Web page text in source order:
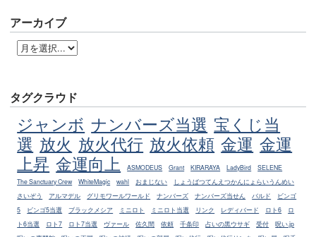
アーカイブ
タグクラウド
ジャンボ ナンバーズ当選 宝くじ当
選 放火 放火代行 放火依頼 金運 金運
上昇 金運向上 ASMODEUS Grant KIRARAYA LadyBird
SELENE
The Sanctuary Crew
WhiteMagic wahl おまじない
しょうばつてんえつかんにょらいうんめい
さいぞう
アルマデル グリモワールワールド ナンバーズ ナンバーズ当せん バルド
ビンゴ
5
ビンゴ5当選 ブラックメシア ミニロト ミニロト当選 リンク レディバード ロト6
ロ
ト6当選
ロト7 ロト7当選 ヴァール 佐久間 依頼 千条印 占いの黒ウサギ 受付
呪い.jp